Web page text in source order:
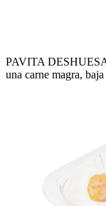
PAVITA
una carne magra,